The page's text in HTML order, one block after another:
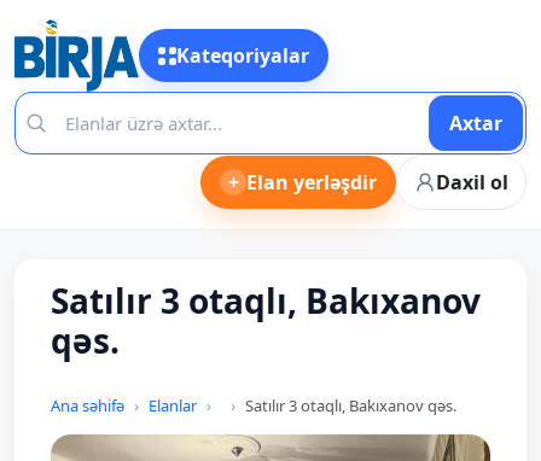
Kateqoriyalar
Axtar
+ Elan yerləşdir Daxil ol
Satılır 3 otaqlı, Bakıxanov
qəs.
Ana səhifə Elanlar Satılır 3 otaqlı, Bakıxanov qəs.